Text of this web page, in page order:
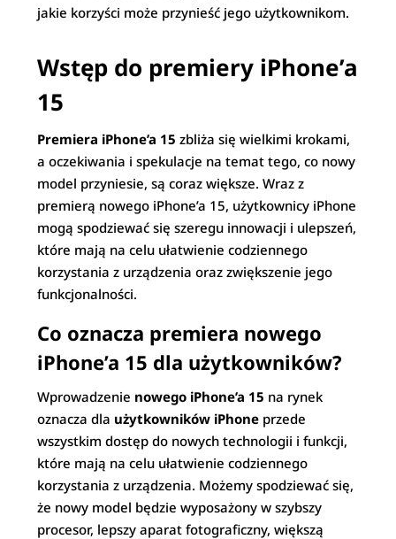
jakie korzyści może przynieść jego użytkownikom.
Wstęp do premiery iPhone’a
15
Premiera iPhone’a 15 zbliża się wielkimi krokami,
a oczekiwania i spekulacje na temat tego, co nowy
model przyniesie, są coraz większe. Wraz z
premierą nowego iPhone’a 15, użytkownicy iPhone
mogą spodziewać się szeregu innowacji i ulepszeń,
które mają na celu ułatwienie codziennego
korzystania z urządzenia oraz zwiększenie jego
funkcjonalności.
Co oznacza premiera nowego
iPhone’a 15 dla użytkowników?
Wprowadzenie nowego iPhone’a 15 na rynek
oznacza dla użytkowników iPhone przede
wszystkim dostęp do nowych technologii i funkcji,
które mają na celu ułatwienie codziennego
korzystania z urządzenia. Możemy spodziewać się,
że nowy model będzie wyposażony w szybszy
procesor, lepszy aparat fotograficzny, większą